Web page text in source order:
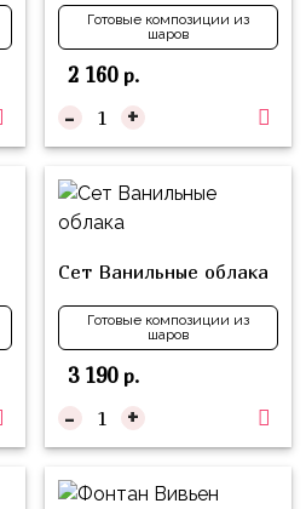
Готовые композиции из
шаров
2 160р.
- +
Сет Ванильные облака
Готовые композиции из
шаров
3 190р.
- +